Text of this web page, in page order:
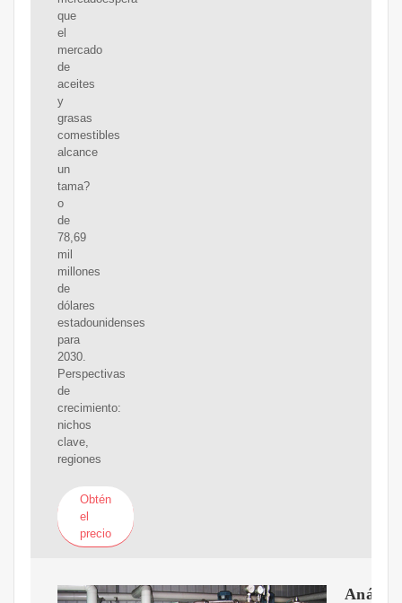
que
el
mercado
de
aceites
y
grasas
comestibles
alcance
un
tama?
o
de
78,69
mil
millones
de
dólares
estadounidenses
para
2030.
Perspectivas
de
crecimiento:
nichos
clave,
regiones
Obtén
el
precio
Análisis